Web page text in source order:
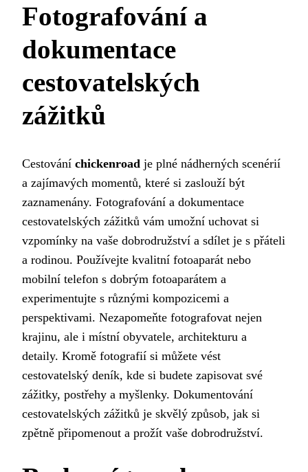
Fotografování a
dokumentace
cestovatelských
zážitků
Cestování chickenroad je plné nádherných scenérií
a zajímavých momentů, které si zaslouží být
zaznamenány. Fotografování a dokumentace
cestovatelských zážitků vám umožní uchovat si
vzpomínky na vaše dobrodružství a sdílet je s přáteli
a rodinou. Používejte kvalitní fotoaparát nebo
mobilní telefon s dobrým fotoaparátem a
experimentujte s různými kompozicemi a
perspektivami. Nezapomeňte fotografovat nejen
krajinu, ale i místní obyvatele, architekturu a
detaily. Kromě fotografií si můžete vést
cestovatelský deník, kde si budete zapisovat své
zážitky, postřehy a myšlenky. Dokumentování
cestovatelských zážitků je skvělý způsob, jak si
zpětně připomenout a prožít vaše dobrodružství.